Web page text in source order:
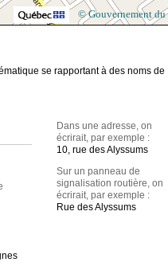
© Gouvernement du
se rapportant à des noms de
Dans une adresse, on
écrirait, par exemple :
10, rue des Alyssums
Sur un panneau de
signalisation routière, on
écrirait, par exemple :
Rue des Alyssums